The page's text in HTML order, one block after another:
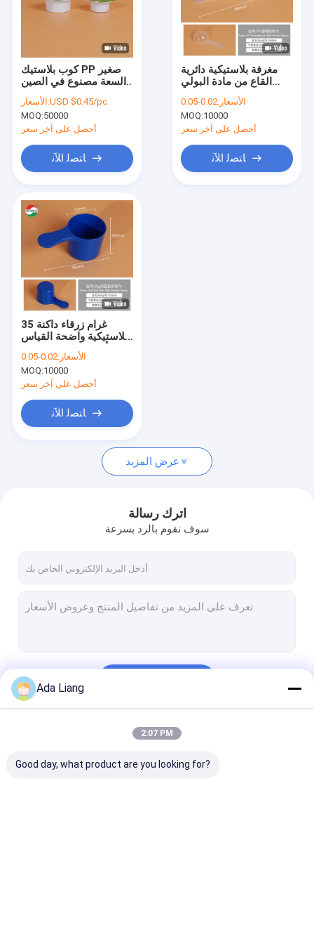
كوب بلاستيك PP صغير
السعة مصنوع في الصين
للقناع مع ملصق طباعة
OEM الأسعار:USD $0.45/pc
MOQ:50000
أحصل على آخر سعر
ﺎﺘﺼﻟ ﺍﻶﻧ
مغرفة بلاستيكية دائرية
القاع من مادة البولي
بروبيلين بدرجة الغذاء
بمقبض قصير، سعة 5 مل،
10 مل، 15 مل، ملعقة
قياس شفافة للمسحوق
الأسعار:0.02-0.05
MOQ:10000
أحصل على آخر سعر
ﺎﺘﺼﻟ ﺍﻶﻧ
35 غرام زرقاء داكنة
بلاستيكية واضحة القياس
الكأس ملحوق مسحوق
ملعقة غرام ملعقة
مستديرة 95mm *
45mm الأزرق
الأسعار:0.02-0.05
MOQ:10000
أحصل على آخر سعر
ﺎﺘﺼﻟ ﺍﻶﻧ
عرض المزيد
اترك رسالة
سوف نقوم بالرد بسرعة
Ada Liang
2:07 PM
Good day, what product are you looking for?